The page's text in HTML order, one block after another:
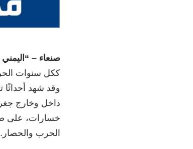
صنعاء –
وقد شهد
داخل وخارج
خسارات، على
الحرب والحصار.